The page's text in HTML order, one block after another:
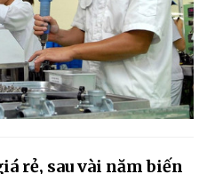
rẻ, sau vài năm biến